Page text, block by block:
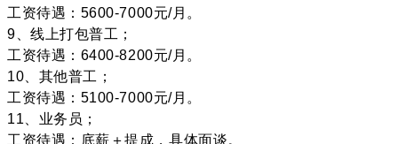
工资待遇：5600-7000元/月。
9、线上打包普工；
工资待遇：6400-8200元/月。
10、其他普工；
工资待遇：5100-7000元/月。
11、业务员；
工资待遇：底薪＋提成，具体面谈。